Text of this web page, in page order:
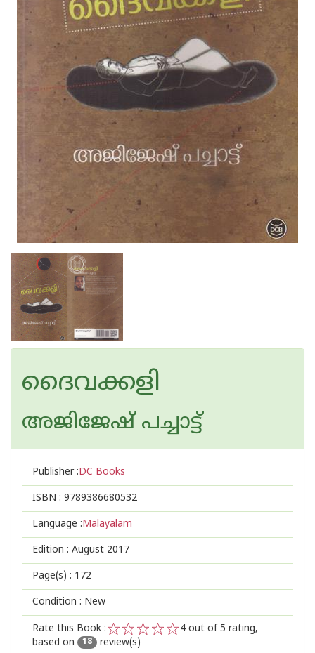
ദൈവക്കളി
അജിജേഷ് പച്ചാട്ട്
Publisher :DC Books
ISBN : 9789386680532
Language :Malayalam
Edition : August 2017
Page(s) : 172
Condition : New
Rate this Book :
3
2
1
4 out of 5 rating,
based on
18 review(s)